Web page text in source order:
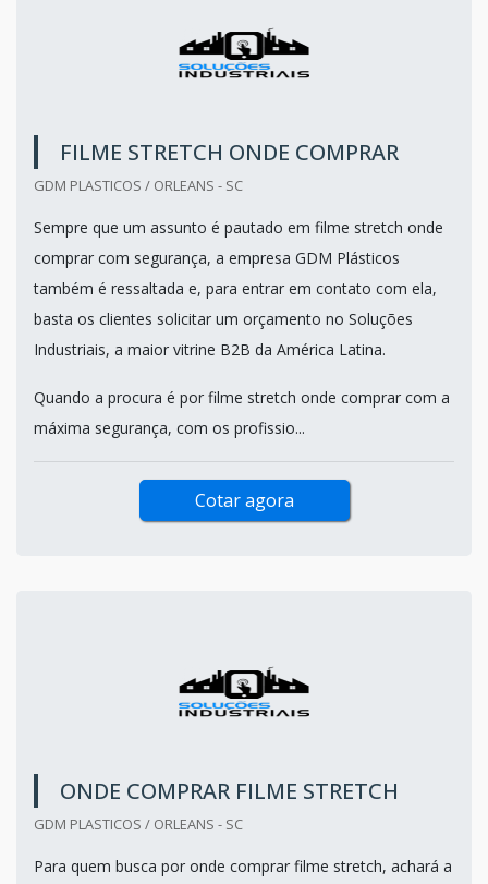
FILME STRETCH ONDE COMPRAR
GDM PLASTICOS / ORLEANS - SC
Sempre que um assunto é pautado em filme stretch onde
comprar com segurança, a empresa GDM Plásticos
também é ressaltada e, para entrar em contato com ela,
basta os clientes solicitar um orçamento no Soluções
Industriais, a maior vitrine B2B da América Latina.
Quando a procura é por filme stretch onde comprar com a
máxima segurança, com os profissio...
Cotar agora
ONDE COMPRAR FILME STRETCH
GDM PLASTICOS / ORLEANS - SC
Para quem busca por onde comprar filme stretch, achará a